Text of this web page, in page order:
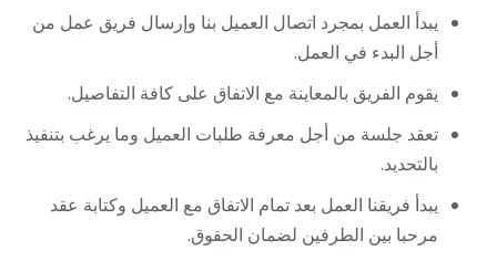
يبدأ العمل بمجرد اتصال العميل بنا وإرسال فريق عمل من
أجل البدء في العمل.
يقوم الفريق بالمعاينة مع الاتفاق على كافة التفاصيل.
تعقد جلسة من أجل معرفة طلبات العميل وما يرغب بتنفيذ
بالتحديد.
يبدأ فريقنا العمل بعد تمام الاتفاق مع العميل وكتابة عقد
مرحبا بين الطرفين لضمان الحقوق.